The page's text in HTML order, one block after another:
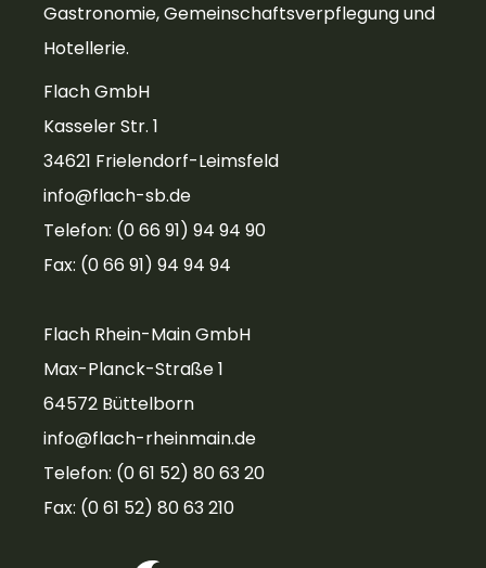
Gastronomie, Gemeinschaftsverpflegung und
Hotellerie.
Flach GmbH
Kasseler Str. 1
34621 Frielendorf-Leimsfeld
info@flach-sb.de
Telefon: (0 66 91) 94 94 90
Fax: (0 66 91) 94 94 94
Flach Rhein-Main GmbH
Max-Planck-Straße 1
64572 Büttelborn
info@flach-rheinmain.de
Telefon: (0 61 52) 80 63 20
Fax: (0 61 52) 80 63 210